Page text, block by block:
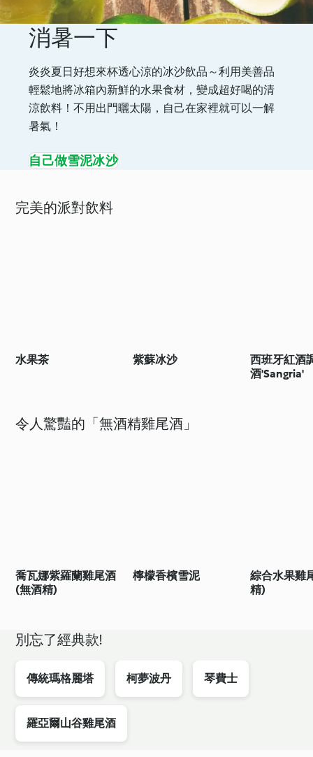
消暑一下
炎炎夏日好想來杯透心涼的冰沙飲品～利用美善品
輕鬆地將冰箱內新鮮的水果食材，變成超好喝的清
涼飲料！不用出門曬太陽，自己在家裡就可以一解
暑氣！
自己做雪泥冰沙
完美的派對飲料
水果茶 紫蘇冰沙
西班牙紅酒
酒'Sangria'
令人驚豔的「無酒精雞尾酒」
喬瓦娜紫羅蘭雞尾酒
(無酒精)
檸檬香檳雪泥
綜合水果雞
精)
別忘了經典款!
傳統瑪格麗塔 柯夢波丹 琴費士
羅亞爾山谷雞尾酒